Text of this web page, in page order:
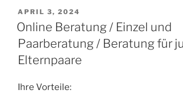
VERÖFFENTLICHT
AM
APRIL 3, 2024
Online Beratung / Einzel und
Paarberatung / Beratung für
Elternpaare
Ihre Vorteile: